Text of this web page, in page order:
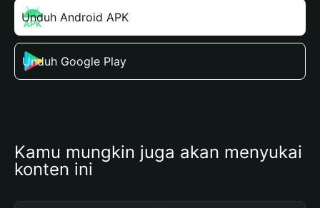
Unduh Android APK
Unduh Google Play
Kamu mungkin juga akan menyukai
konten ini